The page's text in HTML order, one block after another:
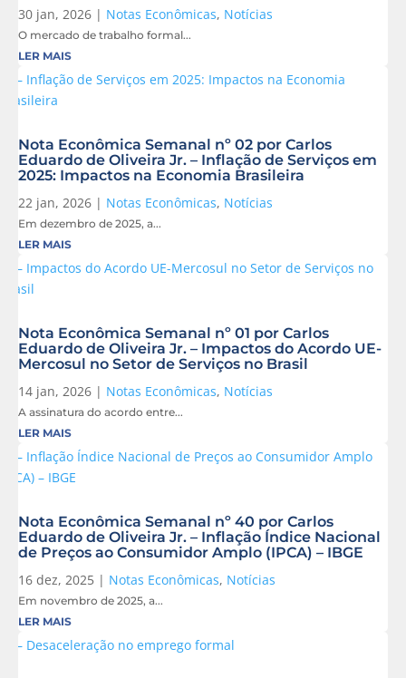
30 jan, 2026 | Notas Econômicas, Notícias
O mercado de trabalho formal...
LER MAIS
Nota Econômica Semanal nº 02 por Carlos
Eduardo de Oliveira Jr. – Inflação de Serviços em
2025: Impactos na Economia Brasileira
22 jan, 2026 | Notas Econômicas, Notícias
Em dezembro de 2025, a...
LER MAIS
Nota Econômica Semanal nº 01 por Carlos
Eduardo de Oliveira Jr. – Impactos do Acordo UE-
Mercosul no Setor de Serviços no Brasil
14 jan, 2026 | Notas Econômicas, Notícias
A assinatura do acordo entre...
LER MAIS
Nota Econômica Semanal nº 40 por Carlos
Eduardo de Oliveira Jr. – Inflação Índice Nacional
de Preços ao Consumidor Amplo (IPCA) – IBGE
16 dez, 2025 | Notas Econômicas, Notícias
Em novembro de 2025, a...
LER MAIS